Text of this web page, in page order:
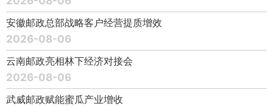
安徽邮政总部战略客户经营提质增效
2026-08-06
云南邮政亮相林下经济对接会
2026-08-06
武威邮政赋能蜜瓜产业增收